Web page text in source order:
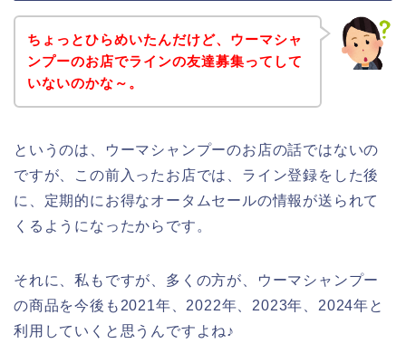
ちょっとひらめいたんだけど、ウーマシャ
ンプーのお店でラインの友達募集ってして
いないのかな～。
というのは、ウーマシャンプーのお店の話ではないの
ですが、この前入ったお店では、ライン登録をした後
に、定期的にお得なオータムセールの情報が送られて
くるようになったからです。
それに、私もですが、多くの方が、ウーマシャンプー
の商品を今後も2021年、2022年、2023年、2024年と
利用していくと思うんですよね♪